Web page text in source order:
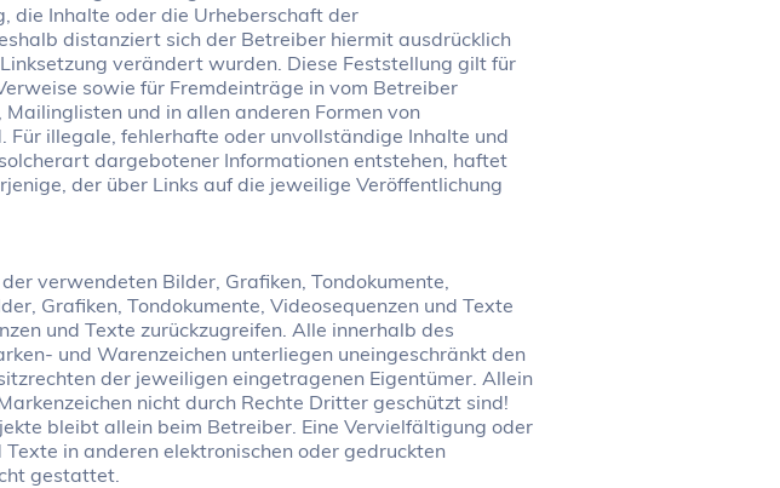
die Inhalte oder die Urheberschaft der
distanziert sich der Betreiber hiermit ausdrücklich
verändert wurden. Diese Feststellung gilt für
sowie für Fremdeinträge in vom Betreiber
und in allen anderen Formen von
illegale, fehlerhafte oder unvollständige Inhalte und
dargebotener Informationen entstehen, haftet
der über Links auf die jeweilige Veröffentlichung
verwendeten Bilder, Grafiken, Tondokumente,
Grafiken, Tondokumente, Videosequenzen und Texte
und Texte zurückzugreifen. Alle innerhalb des
und Warenzeichen unterliegen uneingeschränkt den
der jeweiligen eingetragenen Eigentümer. Allein
nicht durch Rechte Dritter geschützt sind!
bleibt allein beim Betreiber. Eine Vervielfältigung oder
in anderen elektronischen oder gedruckten
gestattet.